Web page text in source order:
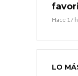
Hace 17
LO